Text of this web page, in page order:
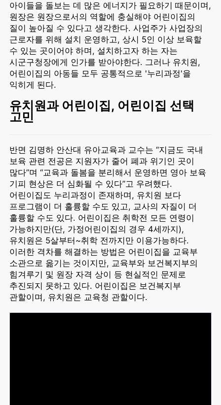
아이들을 돌보는 데 많은 에너지가 필요하기 때문이며,
원장은 원장으로서의 역할에 충실해야 어린이집의
질이 높아질 수 있다고 생각한다. 사업주가 사업장의
근로자를 위해 설치 운영하고, 상시 5인 이상 보육할
수 있는 곳이어야 하며, 설치하고자 하는 자는
시군구청장에게 인가를 받아야한다. 그러나 유치원,
어린이집의 아동들 모두 공통적으로 '누리과정'을
익히게 된다.
유치원과 어린이집, 어린이집 선택
고민
반면 김명하 안산대 유아교육과 교수는 “지금도 국내
보육 관련 전공은 지원자가 줄어 폐과 위기인 곳이
많다”며 “교육과 돌봄을 분리해서 운영하면 영아 보육
기피 현상은 더 심화될 수 있다”고 우려했다.
어린이집도 누리과정이 존재하며, 유치원 보다
프로그램이 더 훌륭할 수도 있고, 교사의 자질이 더
훌륭할 수도 있다. 어린이집은 취학전 모든 연령이
가능하지만(단, 가정어린이집의 경우 4세까지),
유치원은 5살부터~취학 전까지만 이용가능하다.
이러한 격차를 해결하는 방법은 어린이집을 교육부
소관으로 옮기는 것이지만, 교육부와 보건복지부의
힘겨루기 및 원장 자격 상이 등 현실적인 문제로
추진되지 못하고 있다. 어린이집은 보건복지부
관할이며, 유치원은 교육청 관할이다.